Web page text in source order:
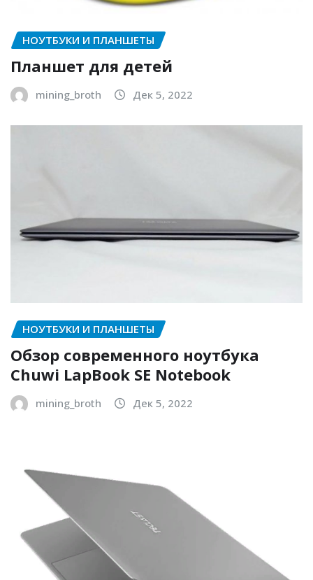
НОУТБУКИ И ПЛАНШЕТЫ
Планшет для детей
mining_broth Дек 5, 2022
НОУТБУКИ И ПЛАНШЕТЫ
Обзор современного ноутбука
Chuwi LapBook SE Notebook
mining_broth Дек 5, 2022